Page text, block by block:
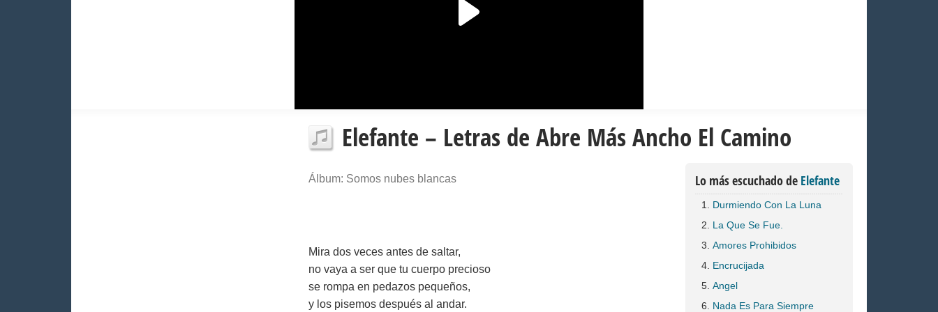
Elefante – Letras de Abre Más Ancho El Camino
Álbum: Somos nubes blancas
Mira dos veces antes de saltar,
no vaya a ser que tu cuerpo precioso
se rompa en pedazos pequeños,
y los pisemos después al andar.
Lo más escuchado de Elefante
Durmiendo Con La Luna
La Que Se Fue.
Amores Prohibidos
Encrucijada
Angel
Nada Es Para Siempre